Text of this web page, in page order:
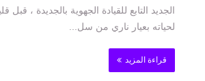
الجديد التابع للقيادة الجهوية بالجديدة ،
لحياته بعيار ناري من سل...
قراءة المزيد